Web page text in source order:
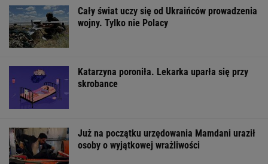
Cały świat uczy się od Ukraińców prowadzenia
wojny. Tylko nie Polacy
Katarzyna poroniła. Lekarka uparła się przy
skrobance
Już na początku urzędowania Mamdani uraził
osoby o wyjątkowej wrażliwości